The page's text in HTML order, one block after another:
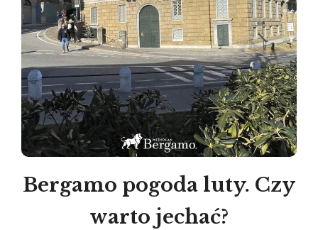
Bergamo pogoda luty. Czy
warto jechać?